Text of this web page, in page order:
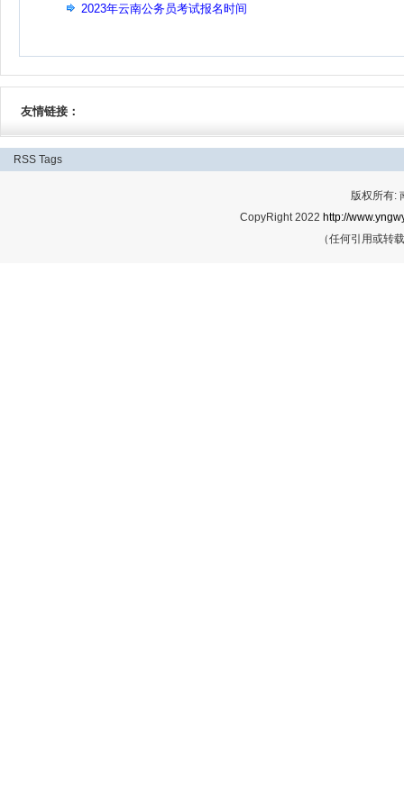
2023年云南公务员考试报名时间
友情链接：
RSS Tags
版权所有:
CopyRight 2022 http://
（任何引用或转